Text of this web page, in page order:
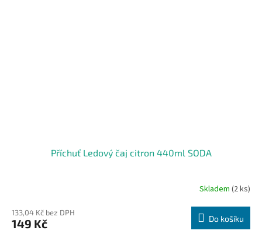
Příchuť Ledový čaj citron 440ml SODA
Skladem (2 ks)
133,04 Kč bez DPH
149 Kč Do košíku